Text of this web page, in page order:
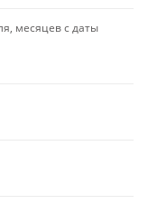
месяцев с даты